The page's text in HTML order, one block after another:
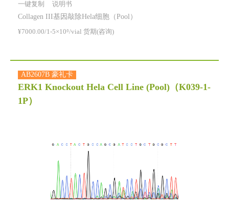
一键复制 说明书
Collagen III基因敲除Hela细胞（Pool）
¥7000.00/1-5×10⁶/vial 货期(咨询)
AB2607B 豪礼卡
ERK1 Knockout Hela Cell Line (Pool) （K039-1-
1P）